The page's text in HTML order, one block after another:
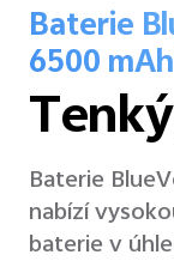
Baterie
6500 mAh
Baterie
nabízí
baterie v